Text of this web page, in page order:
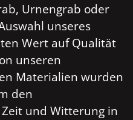
Urnengrab oder
unseres
Wert auf Qualität
unseren
Materialien wurden
den
und Witterung in